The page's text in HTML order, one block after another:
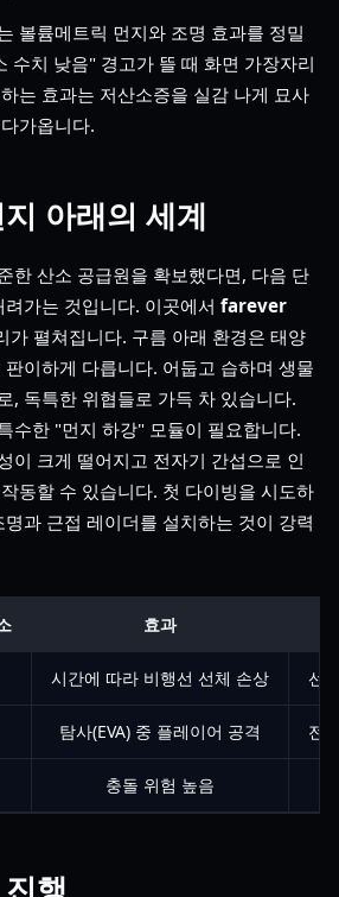
볼륨메트릭 먼지와 조명 효과를 정밀
수치 낮음" 경고가 뜰 때 화면 가장자리
는 효과는 저산소증을 실감 나게 묘사
가옵니다.
아래의 세계
한 산소 공급원을 확보했다면, 다음 단
가는 것입니다. 이곳에서 farever
가 펼쳐집니다. 구름 아래 환경은 태양
이하게 다릅니다. 어둡고 습하며 생물
, 독특한 위협들로 가득 차 있습니다.
수한 "먼지 하강" 모듈이 필요합니다.
이 크게 떨어지고 전자기 간섭으로 인
동할 수 있습니다. 첫 다이빙을 시도하
과 근접 레이더를 설치하는 것이 강력
효과
시간에 따라 비행선 선체 손상 선
탐사(EVA) 중 플레이어 공격 전
충돌 위험 높음